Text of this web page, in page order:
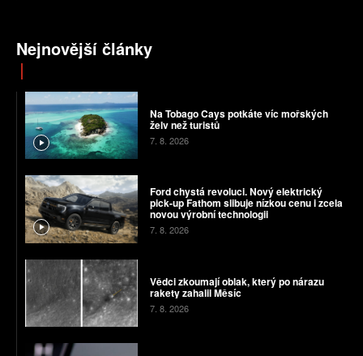
Nejnovější články
Na Tobago Cays potkáte víc mořských
želv než turistů
7. 8. 2026
Ford chystá revoluci. Nový elektrický
pick-up Fathom slibuje nízkou cenu i zcela
novou výrobní technologii
7. 8. 2026
Vědci zkoumají oblak, který po nárazu
rakety zahalil Měsíc
7. 8. 2026